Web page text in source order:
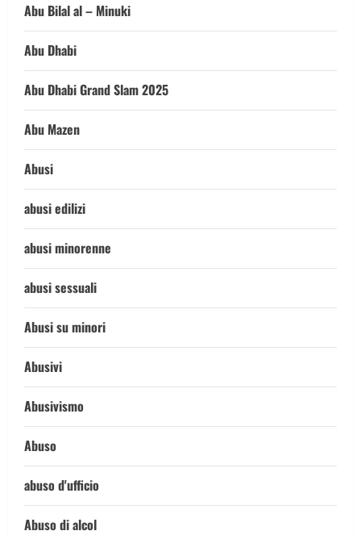
Abu Bilal al – Minuki
Abu Dhabi
Abu Dhabi Grand Slam 2025
Abu Mazen
Abusi
abusi edilizi
abusi minorenne
abusi sessuali
Abusi su minori
Abusivi
Abusivismo
Abuso
abuso d'ufficio
Abuso di alcol